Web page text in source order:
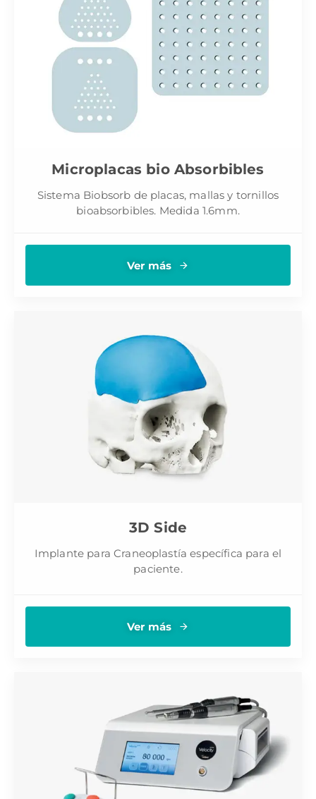
Microplacas bio Absorbibles
Sistema Biobsorb de placas, mallas y tornillos
bioabsorbibles. Medida 1.6mm.
Ver más
3D Side
Implante para Craneoplastía específica para el
paciente.
Ver más